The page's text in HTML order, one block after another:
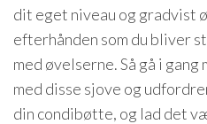
dit eget niveau og gradvist
efterhånden som du bliver
med øvelserne. Så gå i
med disse sjove og
din condibøtte, og lad det